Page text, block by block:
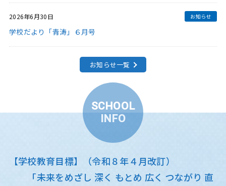
2026年6月30日
学校だより「青涛」６月号
お知らせ一覧
SCHOOL
INFO
【学校教育目標】（令和８年４月改訂）
「未来をめざし 深く もとめ 広く つながり 直